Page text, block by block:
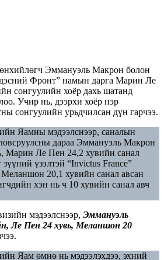
Эммануэль Макрон болон
Фронт” намын дарга Марин Ле
сонгуулийн хоёр дахь шатанд
Учир нь, дээрхи хоёр нэр
сонгуулийн урьдчилсан дүн гарчээ.
Яамны мэдээлснээр, саналын
дараа Эммануэль Макрон
Марин Ле Пен 24,2 хувийн санал
зүүний үзэлтэй “Invictus France”
20,1 хувийн санал авсан
хэн нь ч 10 хувийн санал авч
мэдээлснээр, Эммануэль
Ле Пен 24 хувь, Меланшон 20
Яам өмнө нь мэдээлэхдээ, эхний